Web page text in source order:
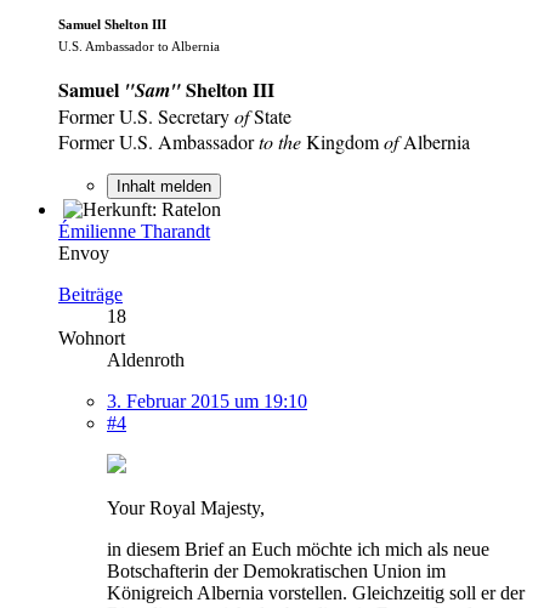
Samuel Shelton III
U.S. Ambassador to Albernia
Samuel "Sam"Shelton III
Former U.S. SecretaryofState
Former U.S. Ambassadorto theKingdomofAlbernia
Inhalt melden
Émilienne Tharandt
Envoy
Beiträge
18
Wohnort
Aldenroth
3. Februar 2015 um 19:10
#4
Your Royal Majesty,
in diesem Brief an Euch möchte ich mich als neue
Botschafterin der Demokratischen Union im
Königreich Albernia vorstellen. Gleichzeitig soll er der